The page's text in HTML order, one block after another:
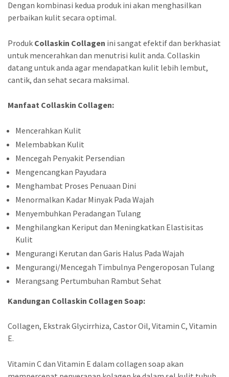
Dengan kombinasi kedua produk ini akan menghasilkan
perbaikan kulit secara optimal.
Produk Collaskin Collagen ini sangat efektif dan berkhasiat
untuk mencerahkan dan menutrisi kulit anda. Collaskin
datang untuk anda agar mendapatkan kulit lebih lembut,
cantik, dan sehat secara maksimal.
Manfaat Collaskin Collagen:
Mencerahkan Kulit
Melembabkan Kulit
Mencegah Penyakit Persendian
Mengencangkan Payudara
Menghambat Proses Penuaan Dini
Menormalkan Kadar Minyak Pada Wajah
Menyembuhkan Peradangan Tulang
Menghilangkan Keriput dan Meningkatkan Elastisitas
Kulit
Mengurangi Kerutan dan Garis Halus Pada Wajah
Mengurangi/Mencegah Timbulnya Pengeroposan Tulang
Merangsang Pertumbuhan Rambut Sehat
Kandungan Collaskin Collagen Soap:
Collagen, Ekstrak Glycirrhiza, Castor Oil, Vitamin C, Vitamin
E.
Vitamin C dan Vitamin E dalam collagen soap akan